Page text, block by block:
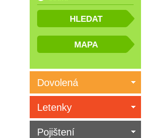
Dovolená
Letenky
Pojištení